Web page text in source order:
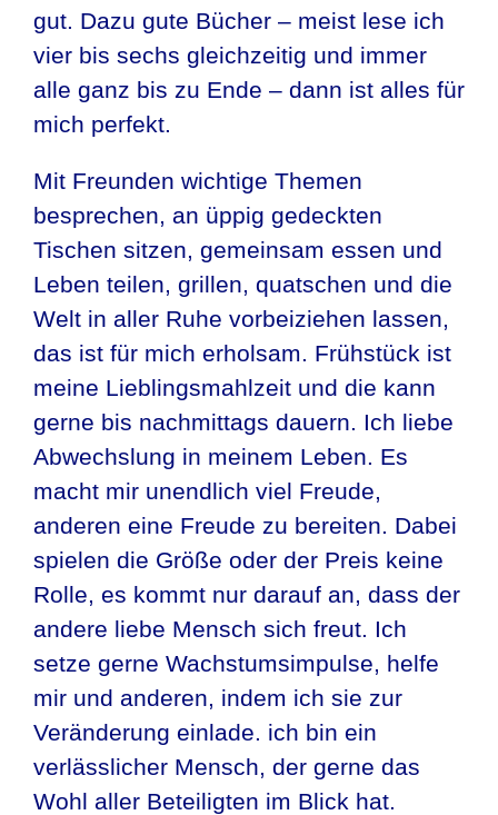
gut. Dazu gute Bücher – meist lese ich
vier bis sechs gleichzeitig und immer
alle ganz bis zu Ende – dann ist alles für
mich perfekt.
Mit Freunden wichtige Themen
besprechen, an üppig gedeckten
Tischen sitzen, gemeinsam essen und
Leben teilen, grillen, quatschen und die
Welt in aller Ruhe vorbeiziehen lassen,
das ist für mich erholsam. Frühstück ist
meine Lieblingsmahlzeit und die kann
gerne bis nachmittags dauern. Ich liebe
Abwechslung in meinem Leben. Es
macht mir unendlich viel Freude,
anderen eine Freude zu bereiten. Dabei
spielen die Größe oder der Preis keine
Rolle, es kommt nur darauf an, dass der
andere liebe Mensch sich freut. Ich
setze gerne Wachstumsimpulse, helfe
mir und anderen, indem ich sie zur
Veränderung einlade. ich bin ein
verlässlicher Mensch, der gerne das
Wohl aller Beteiligten im Blick hat.